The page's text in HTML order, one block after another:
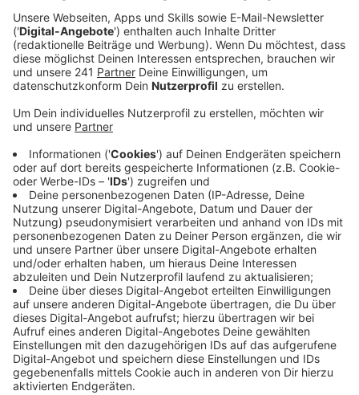
zahlen wir 20 Cent mehr und auch der Grundtarif
steigt, um 70 Cent auf 4 Euro 20.
Veröffentlicht:Dienstag, 31.10.2023 06:40
Diese höheren Tarife müssen Kunden aber nicht heute
schon zahlen. Der Grund: die Taxiunternehmen müssen
zunächst die Taxameter in den Autos neu
programmieren, das heißt, die Fahrpreise hier anpassen.
Der Anbieter Taxi-Ruf Leverkusen rechnet zum
Beispiel damit, dass das bis Ende November
geschehen ist. Andere Taxi-Unternehmen aus der
Stadt rechnen mit einer Umstellung bis Ende des
Jahres. Mit der Tariferhöhung sollen die Taxi-
Unternehmen in Leverkusen finanziell entlastet
werden. Eine Untersuchung der Stadt hatte ergeben,
dass die Unternehmen immer noch unter den
Umsatzeinbußen während der Corona-Pandemie leiden